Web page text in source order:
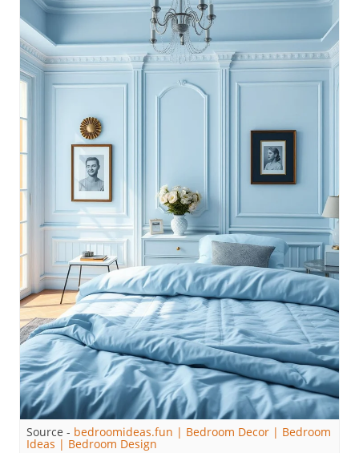
Source - bedroomideas.fun | Bedroom Decor | Bedroom
Ideas | Bedroom Design